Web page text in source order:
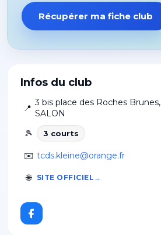
Infos du club
📍
3 bis place des Roches Brunes,
SALON
🎾
3 courts
✉️ tcds.kleine@orange.fr
🌐 SITE OFFICIEL
Récupérer ma fiche club